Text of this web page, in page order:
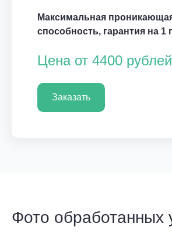
Максимальная
способность, гарантия на 1
Цена от 4400 рублей
Заказать
Фото обработанных